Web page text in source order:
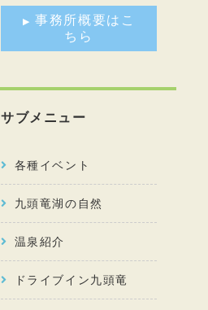
事務所概要はこ
ちら
サブメニュー
各種イベント
九頭竜湖の自然
温泉紹介
ドライブイン九頭竜